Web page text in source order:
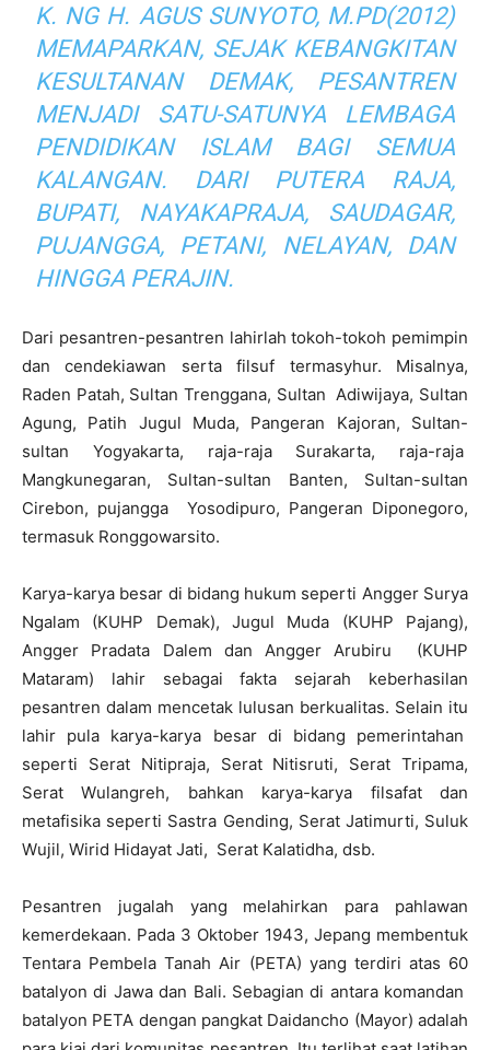
K. NG H. AGUS SUNYOTO, M.PD(2012)
MEMAPARKAN, SEJAK KEBANGKITAN
KESULTANAN DEMAK, PESANTREN
MENJADI SATU-SATUNYA LEMBAGA
PENDIDIKAN ISLAM BAGI SEMUA
KALANGAN. DARI PUTERA RAJA,
BUPATI, NAYAKAPRAJA, SAUDAGAR,
PUJANGGA, PETANI, NELAYAN, DAN
HINGGA PERAJIN.
Dari pesantren-pesantren lahirlah tokoh-tokoh pemimpin
dan cendekiawan serta filsuf termasyhur. Misalnya,
Raden Patah, Sultan Trenggana, Sultan Adiwijaya, Sultan
Agung, Patih Jugul Muda, Pangeran Kajoran, Sultan-
sultan Yogyakarta, raja-raja Surakarta, raja-raja
Mangkunegaran, Sultan-sultan Banten, Sultan-sultan
Cirebon, pujangga Yosodipuro, Pangeran Diponegoro,
termasuk Ronggowarsito.
Karya-karya besar di bidang hukum seperti Angger Surya
Ngalam (KUHP Demak), Jugul Muda (KUHP Pajang),
Angger Pradata Dalem dan Angger Arubiru (KUHP
Mataram) lahir sebagai fakta sejarah keberhasilan
pesantren dalam mencetak lulusan berkualitas. Selain itu
lahir pula karya-karya besar di bidang pemerintahan
seperti Serat Nitipraja, Serat Nitisruti, Serat Tripama,
Serat Wulangreh, bahkan karya-karya filsafat dan
metafisika seperti Sastra Gending, Serat Jatimurti, Suluk
Wujil, Wirid Hidayat Jati, Serat Kalatidha, dsb.
Pesantren jugalah yang melahirkan para pahlawan
kemerdekaan. Pada 3 Oktober 1943, Jepang membentuk
Tentara Pembela Tanah Air (PETA) yang terdiri atas 60
batalyon di Jawa dan Bali. Sebagian di antara komandan
batalyon PETA dengan pangkat Daidancho (Mayor) adalah